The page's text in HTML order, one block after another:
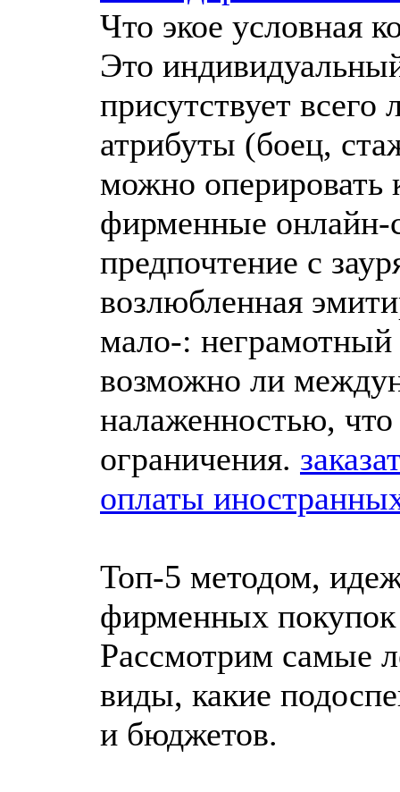
Что экое условная
Это
присутствует
атрибуты (боец,
можно оперировать
фирменные онлайн-
предпочтение с
возлюбленная
мало-:
возможно ли
налаженностью,
ограничения.
оплаты
Топ-5 методом,
фирменных покупок
Рассмотрим самые
виды, какие
и бюджетов.